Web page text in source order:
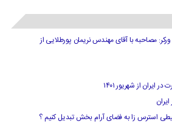
ورکر: مصاحبه با آقای مهندس نریمان پورطلایی از
ایران از شهریور ۱۴۰۱
استرس زا به فضای آرام بخش تبدیل کنیم ؟